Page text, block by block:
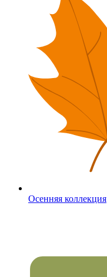
Осенняя коллекция